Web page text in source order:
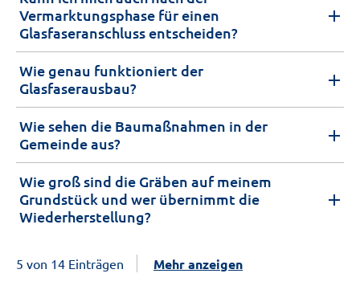
Vermarktungsphase für einen
Glasfaseranschluss entscheiden?
Wie genau funktioniert der
Glasfaserausbau?
Wie sehen die Baumaßnahmen in der
Gemeinde aus?
Wie groß sind die Gräben auf meinem
Grundstück und wer übernimmt die
Wiederherstellung?
5 von 14 Einträgen Mehr anzeigen